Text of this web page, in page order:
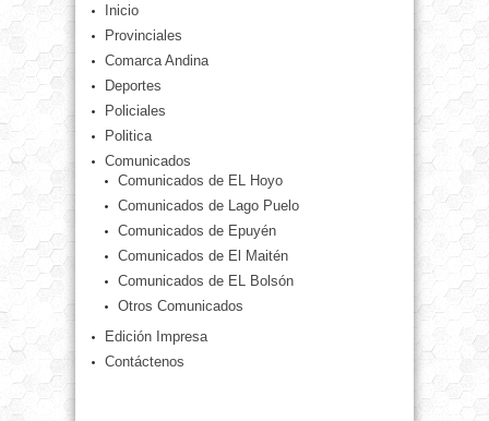
Inicio
Provinciales
Comarca Andina
Deportes
Policiales
Politica
Comunicados
Comunicados de EL Hoyo
Comunicados de Lago Puelo
Comunicados de Epuyén
Comunicados de El Maitén
Comunicados de EL Bolsón
Otros Comunicados
Edición Impresa
Contáctenos